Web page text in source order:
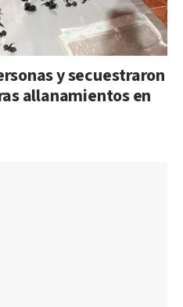
y secuestraron
allanamientos en